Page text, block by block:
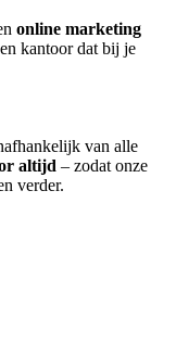
online marketing
kantoor dat bij je
van alle
altijd – zodat onze
verder.